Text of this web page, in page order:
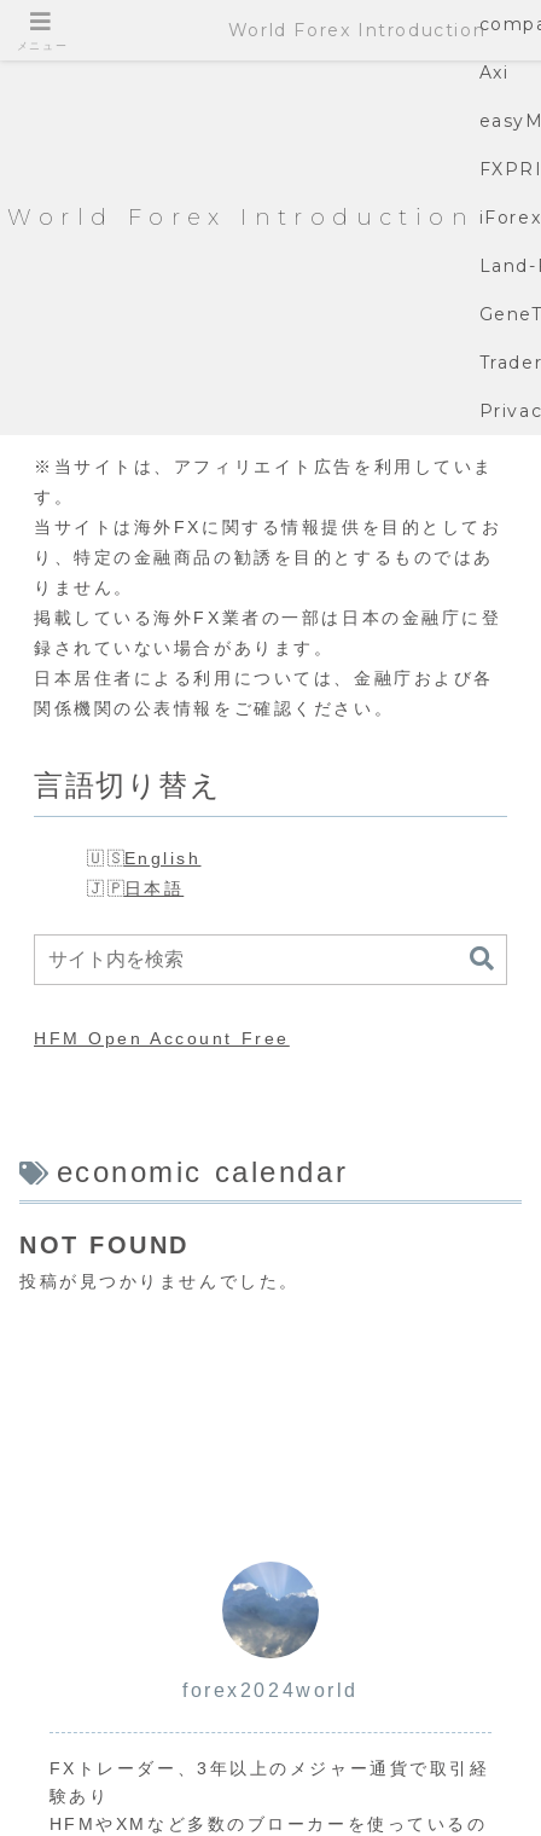
World Forex Introduction
Axi
iForex
Land-
※当サイトは、アフィリエイト広告を利用していま
す。
当サイトは海外FXに関する情報提供を目的としてお
り、特定の金融商品の勧誘を目的とするものではあ
りません。
掲載している海外FX業者の一部は日本の金融庁に登
録されていない場合があります。
日本居住者による利用については、金融庁および各
関係機関の公表情報をご確認ください。
言語切り替え
English
日本語
HFM Open Account Free
economic calendar
NOT FOUND
投稿が見つかりませんでした。
forex2024world
FXトレーダー、3年以上のメジャー通貨で取引経
験あり
HFMやXMなど多数のブローカーを使っているの
メニュー
World Forex Introduction